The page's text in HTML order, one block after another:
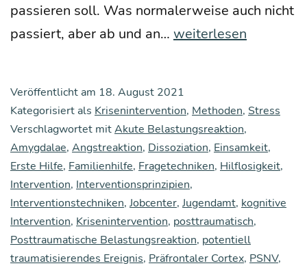
pas­sie­ren soll. Was nor­ma­ler­wei­se auch nicht
pas­siert, aber ab und an… Ers­
fe
für
die
Psy­
che
weiterlesen
Veröffentlicht am 18. August 2021
Kategorisiert als Krisenintervention, Methoden, Stress
Verschlagwortet mitAkute Belastungsreaktion,
Amygdalae, Angstreaktion, Dissoziation, Einsamkeit,
Erste Hilfe, Familienhilfe, Fragetechniken, Hilflosigkeit,
Intervention, Interventionsprinzipien,
Interventionstechniken, Jobcenter, Jugendamt, kognitive
Intervention, Krisenintervention, posttraumatisch,
Posttraumatische Belastungsreaktion, potentiell
traumatisierendes Ereignis, Präfrontaler Cortex, PSNV,